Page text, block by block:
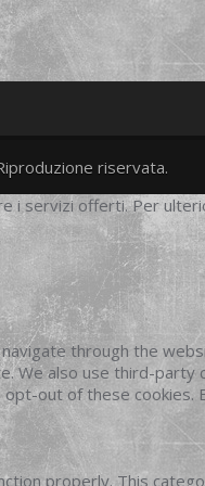
twittergoogleplus
facebook
riservata.
i servizi offerti. Per
through the
also use third-
out of these
properly. This